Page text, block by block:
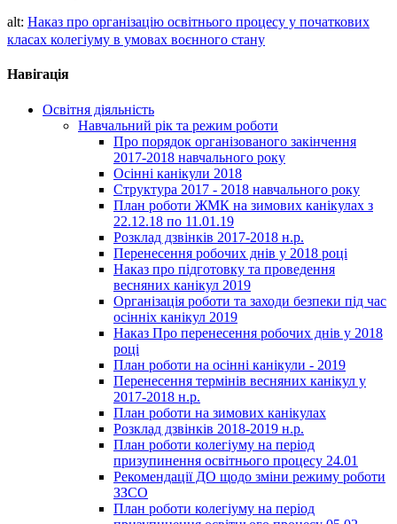
alt: Наказ про організацію освітнього процесу у початкових
класах колегіуму в умовах воєнного стану
Навігація
Освітня діяльність
Навчальний рік та режим роботи
Про порядок організованого закінчення
2017-2018 навчального року
Осінні канікули 2018
Структура 2017 - 2018 навчального року
План роботи ЖМК на зимових канікулах з
22.12.18 по 11.01.19
Розклад дзвінків 2017-2018 н.р.
Перенесення робочих днів у 2018 році
Наказ про підготовку та проведення
весняних канікул 2019
Організація роботи та заходи безпеки під час
осінніх канікул 2019
Наказ Про перенесення робочих днів у 2018
році
План роботи на осінні канікули - 2019
Перенесення термінів весняних канікул у
2017-2018 н.р.
План роботи на зимових канікулах
Розклад дзвінків 2018-2019 н.р.
План роботи колегіуму на період
призупинення освітнього процесу 24.01
Рекомендації ДО щодо зміни режиму роботи
ЗЗСО
План роботи колегіуму на період